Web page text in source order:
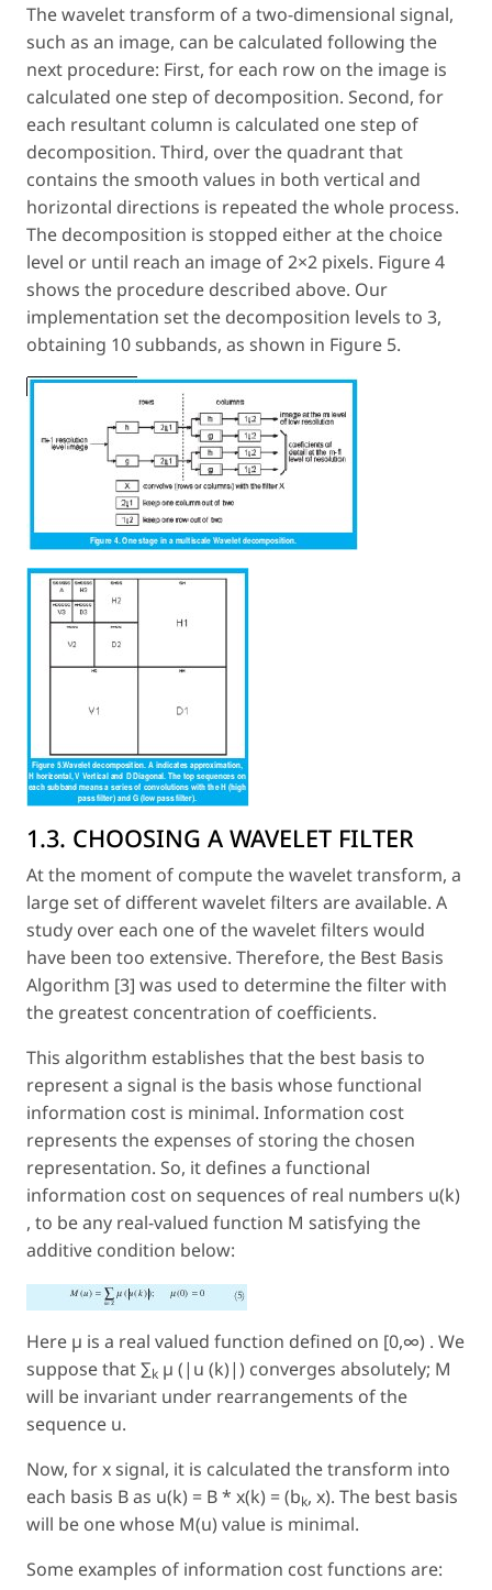
The wavelet transform of a two-dimensional signal,
such as an image, can be calculated following the
next procedure: First, for each row on the image is
calculated one step of decomposition. Second, for
each resultant column is calculated one step of
decomposition. Third, over the quadrant that
contains the smooth values in both vertical and
horizontal directions is repeated the whole process.
The decomposition is stopped either at the choice
level or until reach an image of 2×2 pixels. Figure 4
shows the procedure described above. Our
implementation set the decomposition levels to 3,
obtaining 10 subbands, as shown in Figure 5.
1.3. CHOOSING A WAVELET FILTER
At the moment of compute the wavelet transform, a
large set of different wavelet filters are available. A
study over each one of the wavelet filters would
have been too extensive. Therefore, the Best Basis
Algorithm [3] was used to determine the filter with
the greatest concentration of coefficients.
This algorithm establishes that the best basis to
represent a signal is the basis whose functional
information cost is minimal. Information cost
represents the expenses of storing the chosen
representation. So, it defines a functional
information cost on sequences of real numbers u(k)
, to be any real-valued function M satisfying the
additive condition below:
Here µ is a real valued function defined on [0,∞) . We
suppose that ∑k µ (|u (k)|) converges absolutely; M
will be invariant under rearrangements of the
sequence u.
Now, for x signal, it is calculated the transform into
each basis Bas u(k) = B* x(k) = (bk, x). The best basis
will be one whose M(u) value is minimal.
Some examples of information cost functions are: